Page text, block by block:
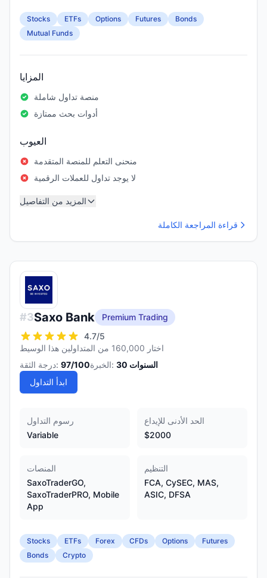
Stocks ETFs Options Futures
Bonds
Mutual Funds
المزايا
منصة تداول شاملة
أدوات بحث ممتازة
العيوب
منحنى التعلم للمنصة المتقدمة
لا يوجد تداول للعملات الرقمية
المزيد من التفاصيل
قراءة المراجعة الكاملة
#3Saxo Bank
Premium Trading
4.7/5
اختار 160,000 من المتداولين هذا الوسيط
درجة الثقة: 97/100 الخبرة: 30 السنوات
ابدأ التداول
رسوم التداول
Variable
الحد الأدنى للإيداع
$2000
المنصات
SaxoTraderGO,
SaxoTraderPRO, Mobile
App
التنظيم
FCA, CySEC, MAS,
ASIC, DFSA
Stocks ETFs Forex CFDs Options
Futures
Bonds
Crypto